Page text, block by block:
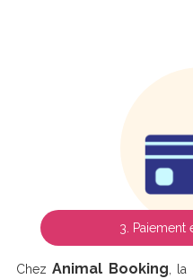
3. Paiement
ChezAnimal Booking, la